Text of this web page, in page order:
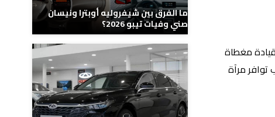
مغطاة
توافر مرآة
ما الفرق بين شيفروليه أوبترا ونيسان
صني وفيات تيبو 2026؟